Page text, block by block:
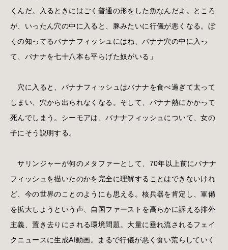
くんだ。入るときにはごく普通の形をした魚なんだよ。ところ
が、いったん穴の中に入ると、豚みたいに行儀が悪くなる。ぼ
くの知ってるバナナフィッシュにはね、バナナ穴の中に入っ
て、バナナを七十八本も平らげた奴がいる」
穴に入ると、バナナフィッシュはバナナを食べ過ぎて太って
しまい、穴から出られなくなる。そして、バナナ熱にかかって
死んでしまう。シーモアは、バナナフィッシュについて、女の
子にそう説明する。
サリンジャーが何のメタファーとして、70年以上前にバナナ
フィッシュを描いたのかを完全に理解することはできないけれ
ど、今の世界のことのようにも思える。核兵器を肯定し、軍備
を拡大しようという声、自国ファーストを高らかに訴える排外
主義、置き去りにされる環境問題。大量に垂れ流されるフェイ
クニュースに生成AI動画。まるで行儀が悪く食い荒らしていく